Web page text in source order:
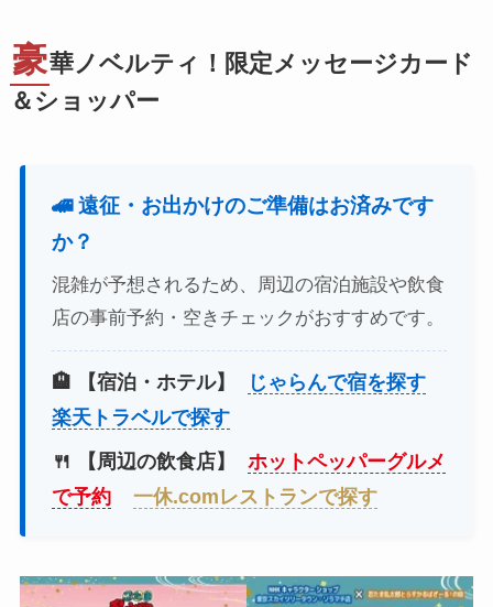
豪華ノベルティ！限定メッセージカード
＆ショッパー
🚄 遠征・お出かけのご準備はお済みです
か？
混雑が予想されるため、周辺の宿泊施設や飲食
店の事前予約・空きチェックがおすすめです。
🏨 【宿泊・ホテル】
じゃらんで宿を探す
楽天トラベルで探す
🍴 【周辺の飲食店】
ホットペッパーグルメ
で予約
一休.comレストランで探す